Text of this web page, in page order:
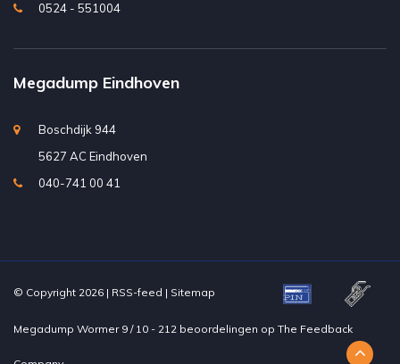
0524 - 551004
Megadump Eindhoven
Boschdijk 944
5627 AC Eindhoven
040-741 00 41
© Copyright 2026 | RSS-feed | Sitemap
Megadump Wormer 9 / 10 - 212 beoordelingen op The Feedback